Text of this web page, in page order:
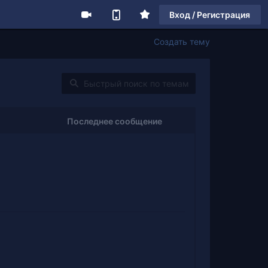
Вход / Регистрация
Создать тему
Последнее сообщение